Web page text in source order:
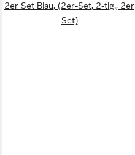
2er Set Blau, (2er-Set, 2-tlg., 2er
Set)